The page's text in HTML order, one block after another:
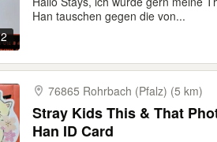
2
Han tauschen gegen die von...
76865 Rohrbach (Pfalz) (5 km)
Stray Kids This & That
Han ID Card